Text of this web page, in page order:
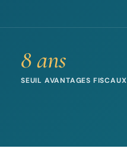
8 ans
SEUIL AVANTAGES FISCAUX